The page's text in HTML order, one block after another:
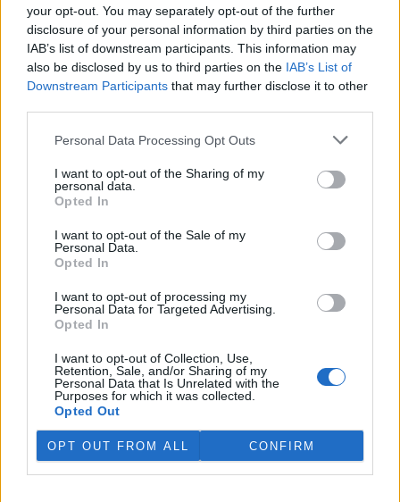
your opt-out. You may separately opt-out of the further
disclosure of your personal information by third parties on the
IAB’s list of downstream participants. This information may
also be disclosed by us to third parties on the IAB’s List of
Downstream Participants that may further disclose it to other
Personal Data Processing Opt Outs
I want to opt-out of the Sharing of my
personal data.
Opted In
I want to opt-out of the Sale of my
Personal Data.
Opted In
I want to opt-out of processing my
Personal Data for Targeted Advertising.
Opted In
I want to opt-out of Collection, Use,
Retention, Sale, and/or Sharing of my
Personal Data that Is Unrelated with the
Purposes for which it was collected.
Opted Out
OPT OUT FROM ALL CONFIRM
Útulek pro zvířata v Lanškrouně shání peníze na péči o
osm zanedbaných psů
1.8.2026 16:55 | LANŠKROUN ( ČTK )
Útulek pro zvířata v
Lanškrouně shání peníze na
čínského chocholáče.
Náklady na péči přesáhnou 100 000 korun, uvedlo na svémwebu
zařízení, které je součástí sítě Pet Heroes.
Kvůli nízké hladině vody je zakázaný rybolov na nádrži
na Teplicku
Kvůli nízké hladině vody je
dočasně zakázaný rybolov na
umístili přístroje do Modlanské
nádrže ve stejném okresu. Vodu pomáhá provzdušňovat technika.
Loni v rybníku uhynuly čtyři tuny ryb. Kontroly kolem revírů jsou
přes léto častější, mnohdy se ale ztrátám předejít nedá. ČTK o tom
informoval mluvčí severočeských rybářů Jan Skalský.
V září začne dvouletá rozsáhlá oprava Veseckého